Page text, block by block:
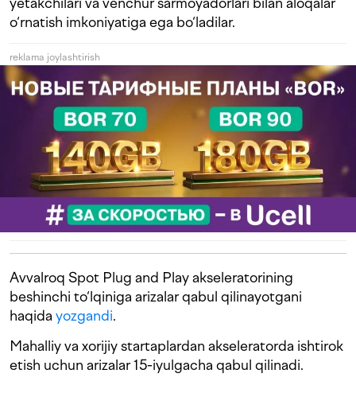
o‘rnatish imkoniyatiga ega bo‘ladilar.
reklama joylashtirish
Avvalroq Spot Plug and Play akseleratorining
beshinchi to‘lqiniga arizalar qabul qilinayotgani
haqida yozgandi.
Mahalliy va xorijiy startaplardan akseleratorda ishtirok
etish uchun arizalar 15-iyulgacha qabul qilinadi.